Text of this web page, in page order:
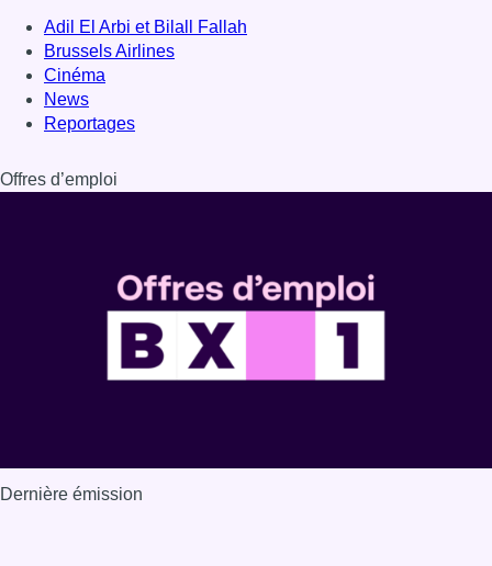
Adil El Arbi et Bilall Fallah
Brussels Airlines
Cinéma
News
Reportages
Offres d’emploi
Dernière émission